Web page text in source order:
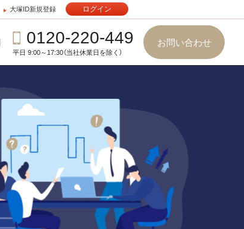
大塚ID新規登録 ログイン
0120-220-449
平日 9:00～17:30（当社休業日を除く）
お問い合わせ